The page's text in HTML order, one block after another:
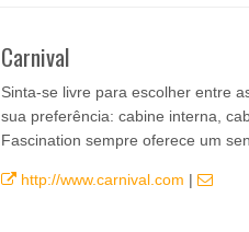
Carnival
Sinta-se livre para escolher entre
sua preferência: cabine interna,
Fascination sempre oferece um
http://www.carnival.com |